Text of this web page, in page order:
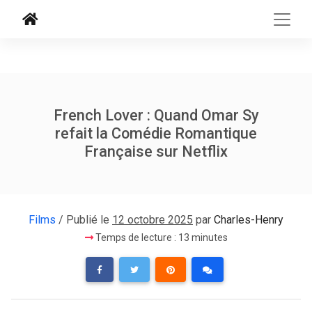
French Lover : Quand Omar Sy
refait la Comédie Romantique
Française sur Netflix
Films / Publié le 12 octobre 2025 par Charles-Henry
Temps de lecture : 13 minutes